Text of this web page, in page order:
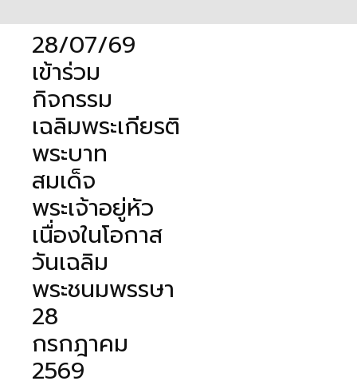
28/07/69
เข้าร่วม
กิจกรรม
เฉลิมพระเกียรติ
พระบาท
สมเด็จ
พระเจ้าอยู่หัว
เนื่องในโอกาส
วันเฉลิม
พระชนมพรรษา
28
กรกฎาคม
2569